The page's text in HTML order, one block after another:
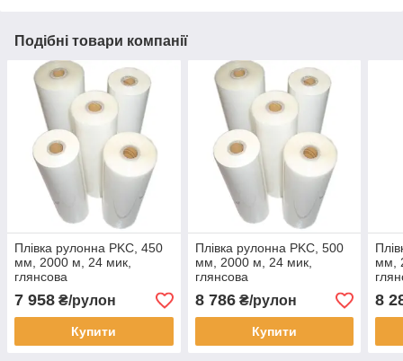
Подібні товари компанії
Плівка рулонна PKC, 450
мм, 2000 м, 24 мик,
глянсова
7 958 ₴/рулон
Купити
Плівка рулонна PKC, 500
мм, 2000 м, 24 мик,
глянсова
8 786₴/рулон
Купити
мм,
8